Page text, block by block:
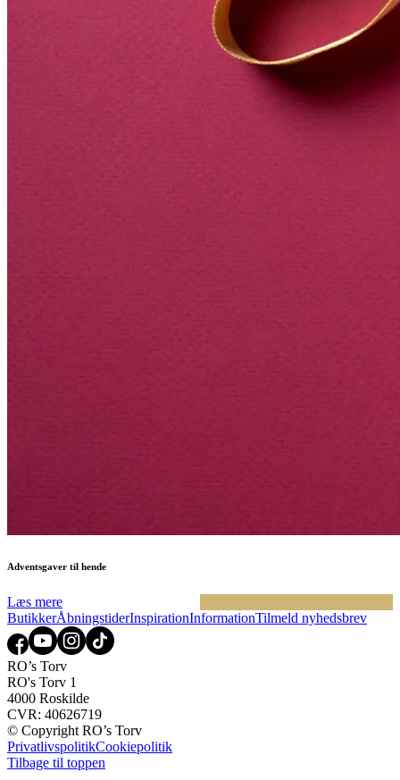
Adventsgaver til hende
Læs mere
ButikkerÅbningstiderInspirationInformationTilmeld nyhedsbrev
RO’s Torv
RO's Torv 1
4000 Roskilde
CVR: 40626719
© Copyright RO’s Torv
PrivatlivspolitikCookiepolitik
Tilbage til toppen